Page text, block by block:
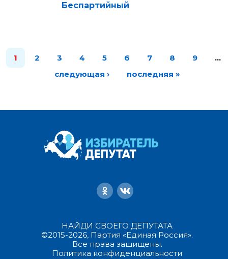
Беспартийный
1 2 3 4 5 6 7 8 9
…
следующая ›
последняя »
НАЙДИ СВОЕГО ДЕПУТАТА
©2015-2026, Партия «Единая Россия».
Все права защищены.
Политика конфиденциальности